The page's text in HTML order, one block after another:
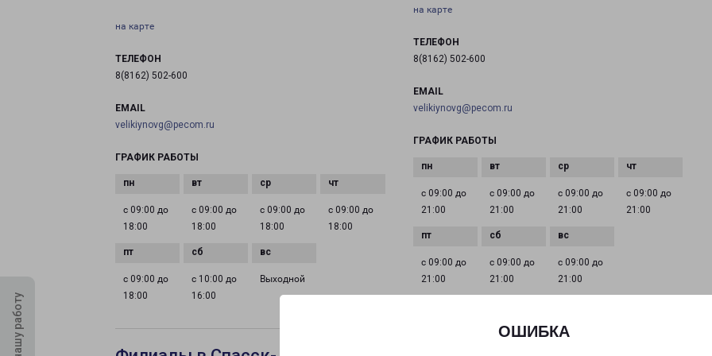
ОШИБКА
на карте
ТЕЛЕФОН
8(8162) 502-600
EMAIL
velikiynovg@pecom.ru
ГРАФИК РАБОТЫ
с 09:00 до
18:00
с 09:00 до
18:00
с 09:00 до
18:00
с 09:00 до
18:00
с 09:00 до
18:00
с 10:00 до
16:00
Выходной
на карте
ТЕЛЕФОН
8(8162) 502-600
EMAIL
velikiynovg@pecom.ru
ГРАФИК РАБОТЫ
с 09:00 до
21:00
с 09:00 до
21:00
с 09:00 до
21:00
с 09:00 до
21:00
с 09:00 до
21:00
с 09:00 до
21:00
с 09:00 до
21:00